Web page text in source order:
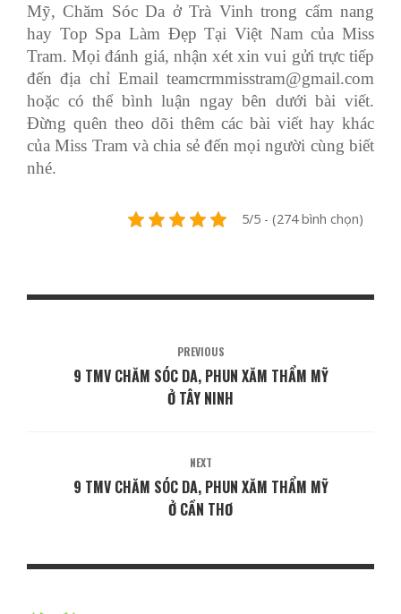
Mỹ, Chăm Sóc Da ở Trà Vinh trong cẩm nang
hay Top Spa Làm Đẹp Tại Việt Nam của Miss
Tram. Mọi đánh giá, nhận xét xin vui gửi trực tiếp
đến địa chỉ Email teamcrmmisstram@gmail.com
hoặc có thể bình luận ngay bên dưới bài viết.
Đừng quên theo dõi thêm các bài viết hay khác
của Miss Tram và chia sẻ đến mọi người cùng biết
nhé.
5/5 - (274 bình chọn)
PREVIOUS
9 TMV CHĂM SÓC DA, PHUN XĂM THẨM MỸ
Ở TÂY NINH
NEXT
9 TMV CHĂM SÓC DA, PHUN XĂM THẨM MỸ
Ở CẦN THƠ